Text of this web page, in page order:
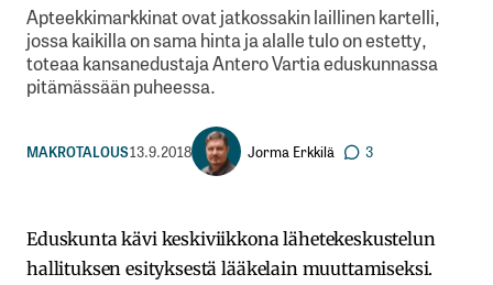
Apteekkimarkkinat ovat jatkossakin laillinen kartelli,
jossa kaikilla on sama hinta ja alalle tulo on estetty,
toteaa kansanedustaja Antero Vartia eduskunnassa
pitämässään puheessa.
MAKROTALOUS13.9.2018 Jorma Erkkilä 3
Eduskunta kävi keskiviikkona lähetekeskustelun
hallituksen esityksestä lääkelain muuttamiseksi.